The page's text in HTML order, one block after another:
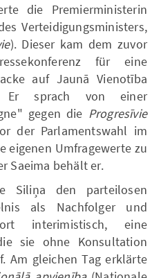
die Premierministerin
Verteidigungsministers,
). Dieser kam dem zuvor
für eine
auf Jaunā Vienotība
Er sprach von einer
gegen die Progresīvie
der Parlamentswahl im
eigenen Umfragewerte zu
Saeima behält er.
Siliņa den parteilosen
als Nachfolger und
interimistisch, eine
sie ohne Konsultation
Am gleichen Tag erklärte